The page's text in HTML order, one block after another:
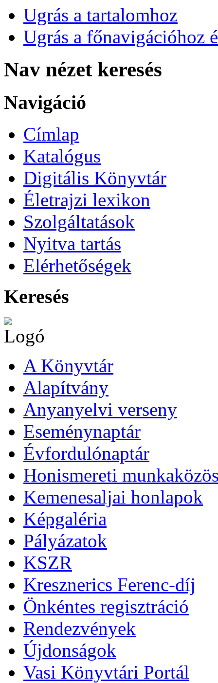
Ugrás a tartalomhoz
Ugrás a főnavigációhoz
Nav nézet keresés
Navigáció
Címlap
Katalógus
Digitális Könyvtár
Életrajzi lexikon
Szolgáltatások
Nyitva tartás
Elérhetőségek
Keresés
A Könyvtár
Alapítvány
Anyanyelvi verseny
Eseménynaptár
Évfordulónaptár
Honismereti
Kemenesaljai honlapok
Képgaléria
Pályázatok
KSZR
Kresznerics Ferenc-díj
Önkéntes regisztráció
Rendezvények
Újdonságok
Vasi Könyvtári Portál